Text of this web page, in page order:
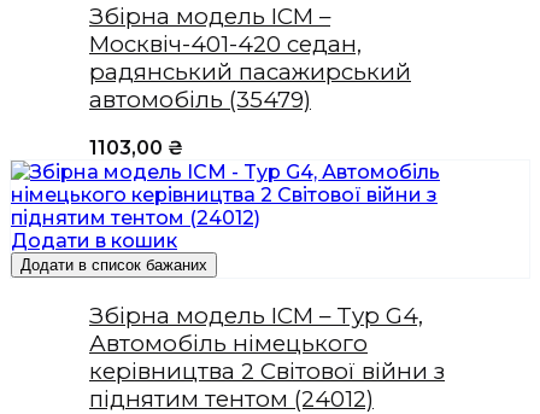
Збірна модель ICM –
Москвіч-401-420 седан,
радянський пасажирський
автомобіль (35479)
1103,00 ₴
Додати в кошик
Додати в список бажаних
Збірна модель ICM – Typ G4,
Автомобіль німецького
керівництва 2 Світової війни з
піднятим тентом (24012)